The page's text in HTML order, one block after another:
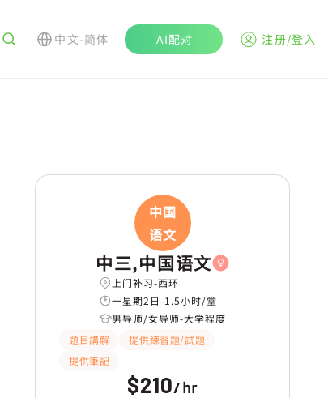
中文-简体 AI配对 注册/登入
中国
语文
中三,中国语文
上门补习-西环
一星期2日-1.5小时/堂
男导师/女导师-大学程度
題目講解
提供練習題/試題
提供筆記
$210/hr